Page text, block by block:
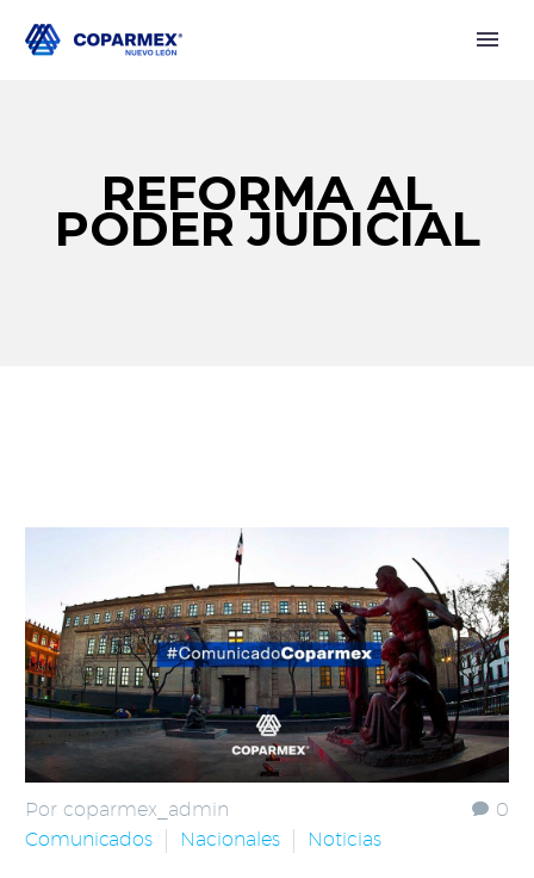
REFORMA AL
PODER JUDICIAL
0
Por coparmex_admin
Comunicados
Nacionales Noticias